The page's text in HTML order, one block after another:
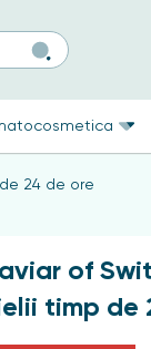
24 de ore
of
timp de